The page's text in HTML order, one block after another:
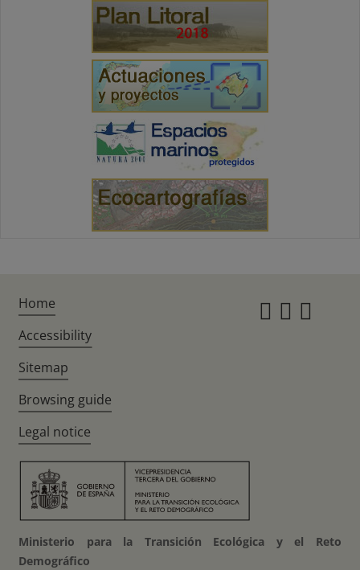
Home
Accessibility
Sitemap
Browsing guide
Legal notice
Ministerio para la Transición Ecológica y el Reto
Demográfico